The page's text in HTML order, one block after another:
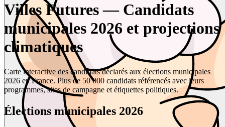
Villes Futures — Candidats
municipales 2026 et projections
climatiques
Carte interactive des candidats déclarés aux élections municipales
2026 en France. Plus de 50 000 candidats référencés avec leurs
programmes, sites de campagne et étiquettes politiques.
Élections municipales 2026